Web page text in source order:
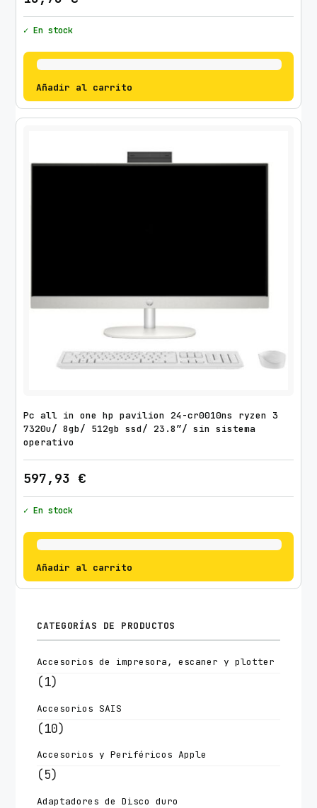
✓ En stock
Añadir al carrito
Pc all in one hp pavilion 24-cr0010ns ryzen 3
7320u/ 8gb/ 512gb ssd/ 23.8″/ sin sistema
operativo
597,93 €
✓ En stock
Añadir al carrito
CATEGORÍAS DE PRODUCTOS
Accesorios de impresora, escaner y plotter
(1)
Accesorios SAIS
(10)
Accesorios y Periféricos Apple
(5)
Adaptadores de Disco duro